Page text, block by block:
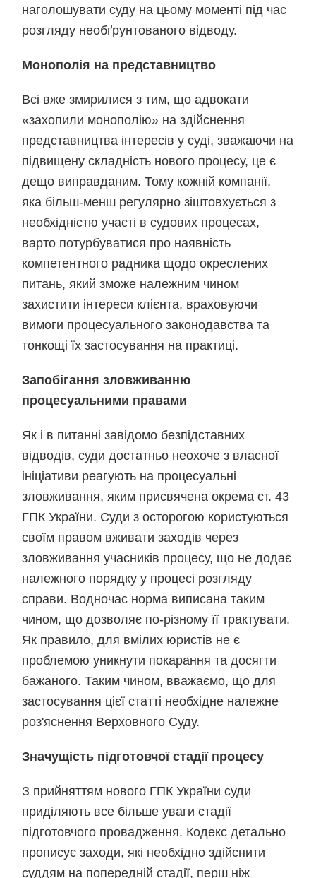
наголошувати суду на цьому моменті під час
розгляду необґрунтованого відводу.
Монополія на представництво
Всі вже змирилися з тим, що адвокати
«захопили монополію» на здійснення
представництва інтересів у суді, зважаючи на
підвищену складність нового процесу, це є
дещо виправданим. Тому кожній компанії,
яка більш-менш регулярно зіштовхується з
необхідністю участі в судових процесах,
варто потурбуватися про наявність
компетентного радника щодо окреслених
питань, який зможе належним чином
захистити інтереси клієнта, враховуючи
вимоги процесуального законодавства та
тонкощі їх застосування на практиці.
Запобігання зловживанню
процесуальними правами
Як і в питанні завідомо безпідставних
відводів, суди достатньо неохоче з власної
ініціативи реагують на процесуальні
зловживання, яким присвячена окрема ст. 43
ГПК України. Суди з осторогою користуються
своїм правом вживати заходів через
зловживання учасників процесу, що не додає
належного порядку у процесі розгляду
справи. Водночас норма виписана таким
чином, що дозволяє по‑різному її трактувати.
Як правило, для вмілих юристів не є
проблемою уникнути покарання та досягти
бажаного. Таким чином, вважаємо, що для
застосування цієї статті необхідне належне
роз'яснення Верховного Суду.
Значущість підготовчої стадії процесу
З прийняттям нового ГПК України суди
приділяють все більше уваги стадії
підготовчого провадження. Кодекс детально
прописує заходи, які необхідно здійснити
суддям на попередній стадії, перш ніж